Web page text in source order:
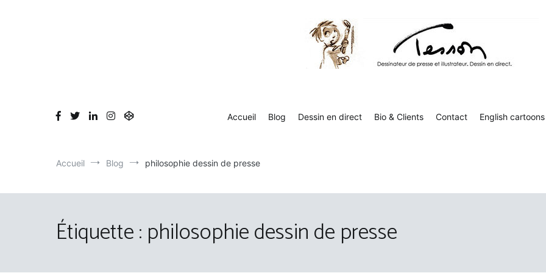
Accueil Blog Dessin en direct Bio & Clients Contact English cartoons
Accueil Blog philosophie dessin de presse
Étiquette : philosophie dessin de presse